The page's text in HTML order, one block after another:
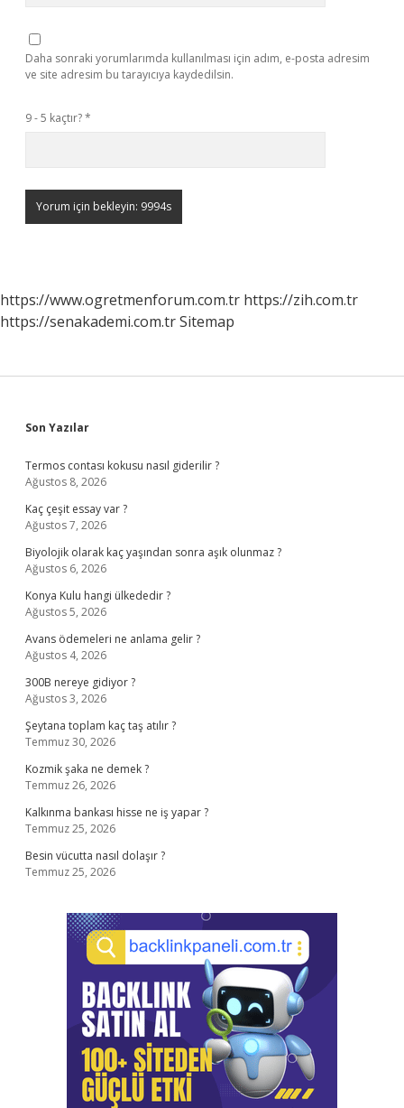
Daha sonraki yorumlarımda kullanılması için adım, e-posta adresim
ve site adresim bu tarayıcıya kaydedilsin.
9 - 5 kaçtır?*
https://www.ogretmenforum.com.tr https://zih.com.tr
https://senakademi.com.trSitemap
Sidebar
Son Yazılar
Termos contası kokusu nasıl giderilir ?
Ağustos 8, 2026
Kaç çeşit essay var ?
Ağustos 7, 2026
Biyolojik olarak kaç yaşından sonra aşık olunmaz ?
Ağustos 6, 2026
Konya Kulu hangi ülkededir ?
Ağustos 5, 2026
Avans ödemeleri ne anlama gelir ?
Ağustos 4, 2026
300B nereye gidiyor ?
Ağustos 3, 2026
Şeytana toplam kaç taş atılır ?
Temmuz 30, 2026
Kozmik şaka ne demek ?
Temmuz 26, 2026
Kalkınma bankası hisse ne iş yapar ?
Temmuz 25, 2026
Besin vücutta nasıl dolaşır ?
Temmuz 25, 2026